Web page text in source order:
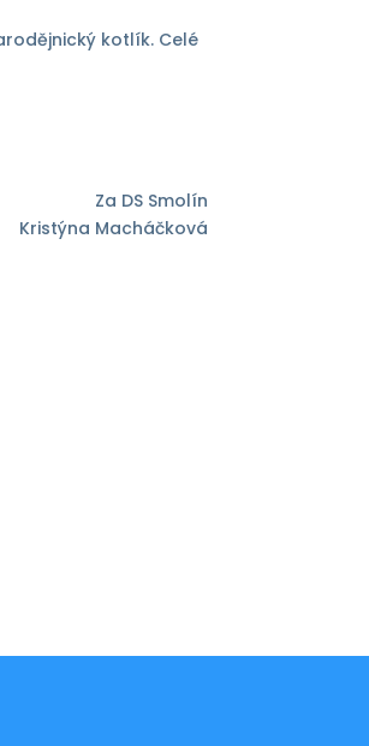
kotlík. Celé
Za DS Smolín
Kristýna Macháčková